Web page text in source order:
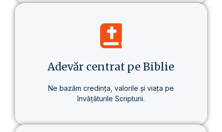
Nu vorbim doar despre credință, ci
despre un stil de viață care aduce o
schimbare reală – în sănătate, în gândire
Adevăr centrat pe Biblie
Ne bazăm credința, valorile și viața pe
învățăturile Scripturii.